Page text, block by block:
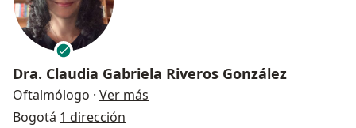
Dra. Claudia Gabriela Riveros González
Oftalmólogo · Ver más
Bogotá 1 dirección